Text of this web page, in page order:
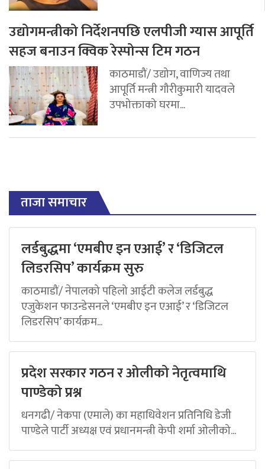
उद्योगमन्त्रीको निर्देशनपछि एलपीजी ग्यास आपूर्ति
सहज बनाउन क्विक रेस्पोन्स टिम गठन
काठमाडौं/ उद्योग, वाणिज्य तथा
आपूर्ति मन्त्री गौरीकुमारी यादवले
उपभोक्ताको घरमा...
ताजा समाचार
लर्डबुद्धमा ‘एमबीए इन एआई’ र ‘डिजिटल
लिडरसिप’ कार्यक्रम सुरु
काठमाडौं/ नेपालको पहिलो आईटी कलेज लर्डबुद्ध
एजुकेशन फाउन्डेसनले ‘एमबीए इन एआई’ र ‘डिजिटल
लिडरसिप’ कार्यक्रम...
प्रदेश सरकार गठन र ओलीको नेतृत्वमाथि
पाण्डेको प्रश्न
धनगढी/ नेकपा (एमाले) का महाधिवेशन प्रतिनिधि डेजी
पाण्डेले पार्टी अध्यक्ष एवं प्रधानमन्त्री केपी शर्मा ओलीको...